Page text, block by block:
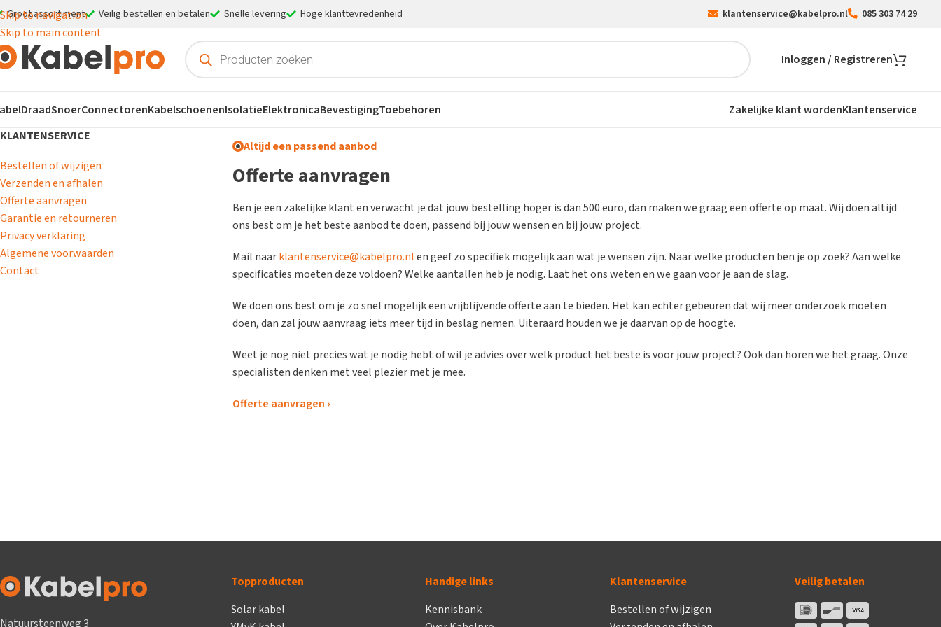
Skip to navigation
Skip to main content
Groot assortiment Veilig bestellen en betalen Snelle levering Hoge klanttevredenheid klantenservice@kabelpro.nl 085 303 74 29
Inloggen / Registreren
DraadSnoerConnectorenKabelschoenenIsolatieElektronicaBevestigingToebehoren Zakelijke klant wordenKlantenservice
KLANTENSERVICE
Bestellen of wijzigen
Verzenden en afhalen
Offerte aanvragen
Garantie en retourneren
Privacy verklaring
Algemene voorwaarden
Contact
Altijd een passend aanbod
Offerte aanvragen
Ben je een zakelijke klant en verwacht je dat jouw bestelling hoger is dan 500 euro, dan maken we graag een offerte op maat. Wij doen altijd
ons best om je het beste aanbod te doen, passend bij jouw wensen en bij jouw project.
Mail naarklantenservice@kabelpro.nlen geef zo specifiek mogelijk aan wat je wensen zijn. Naar welke producten ben je op zoek? Aan welke
specificaties moeten deze voldoen? Welke aantallen heb je nodig. Laat het ons weten en we gaan voor je aan de slag.
We doen ons best om je zo snel mogelijk een vrijblijvende offerte aan te bieden. Het kan echter gebeuren dat wij meer onderzoek moeten
doen, dan zal jouw aanvraag iets meer tijd in beslag nemen. Uiteraard houden we je daarvan op de hoogte.
Weet je nog niet precies wat je nodig hebt of wil je advies over welk product het beste is voor jouw project? Ook dan horen we het graag. Onze
specialisten denken met veel plezier met je mee.
Offerte aanvragen ›
Natuursteenweg 3
Topproducten
Solar kabel
Handige links
Kennisbank
Klantenservice
Bestellen of wijzigen
Veilig betalen